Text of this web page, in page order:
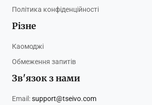
Політика конфіденційності
Різне
Каомоджі
Обмеження запитів
Зв'язок з нами
Email:support@tseivo.com